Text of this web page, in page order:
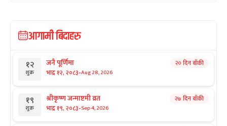
आगामी बिदाहरु
१२
शुक्र
जनै पूर्णिमा
भाद्र १२, २०८३-Aug 28, 2026
२० दिन बाँकी
१९
शुक्र
श्रीकृष्ण जन्माष्टमी व्रत
भाद्र १९, २०८३-Sep 4, 2026
२७ दिन बाँकी